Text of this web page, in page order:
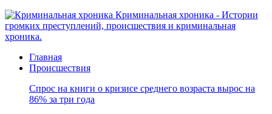
Криминальная хроника - Истории
громких преступлений, происшествия и криминальная
хроника.
Главная
Происшествия
Спрос на книги о кризисе среднего возраста вырос на
86% за три года